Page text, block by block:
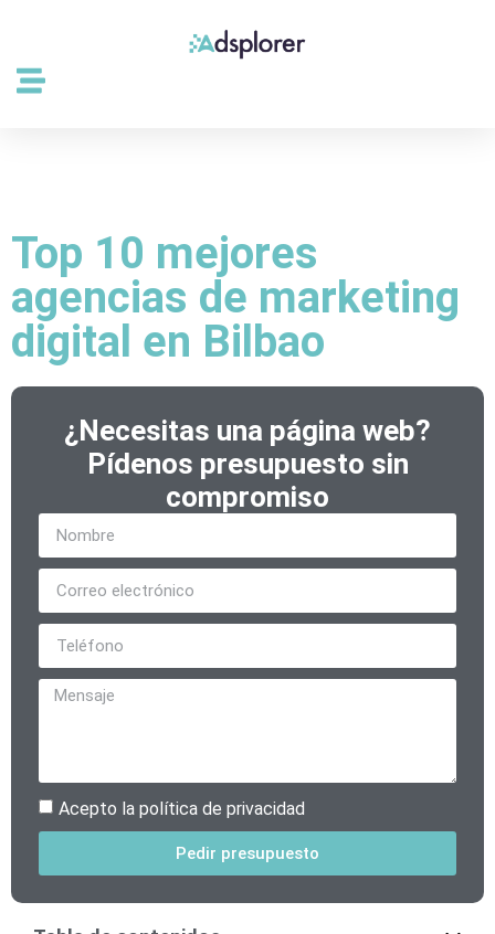
Top 10 mejores
agencias de marketing
digital en Bilbao
¿Necesitas una página web?
Pídenos presupuesto sin
compromiso
Acepto la política de privacidad
Pedir presupuesto